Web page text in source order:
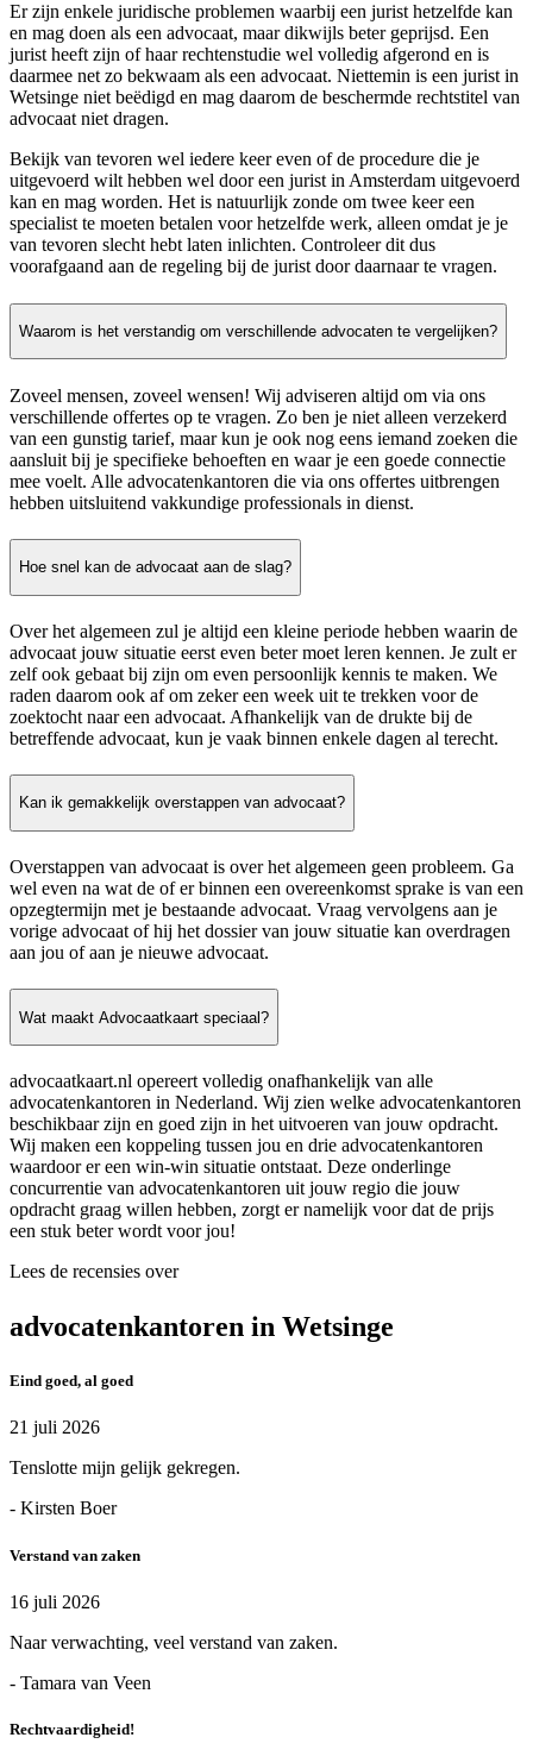
Er zijn enkele juridische problemen waarbij een jurist hetzelfde kan
en mag doen als een advocaat, maar dikwijls beter geprijsd. Een
jurist heeft zijn of haar rechtenstudie wel volledig afgerond en is
daarmee net zo bekwaam als een advocaat. Niettemin is een jurist in
Wetsinge niet beëdigd en mag daarom de beschermde rechtstitel van
advocaat niet dragen.
Bekijk van tevoren wel iedere keer even of de procedure die je
uitgevoerd wilt hebben wel door een jurist in Amsterdam uitgevoerd
kan en mag worden. Het is natuurlijk zonde om twee keer een
specialist te moeten betalen voor hetzelfde werk, alleen omdat je je
van tevoren slecht hebt laten inlichten. Controleer dit dus
voorafgaand aan de regeling bij de jurist door daarnaar te vragen.
Waarom is het verstandig om verschillende advocaten te vergelijken?
Zoveel mensen, zoveel wensen! Wij adviseren altijd om via ons
verschillende offertes op te vragen. Zo ben je niet alleen verzekerd
van een gunstig tarief, maar kun je ook nog eens iemand zoeken die
aansluit bij je specifieke behoeften en waar je een goede connectie
mee voelt. Alle advocatenkantoren die via ons offertes uitbrengen
hebben uitsluitend vakkundige professionals in dienst.
Hoe snel kan de advocaat aan de slag?
Over het algemeen zul je altijd een kleine periode hebben waarin de
advocaat jouw situatie eerst even beter moet leren kennen. Je zult er
zelf ook gebaat bij zijn om even persoonlijk kennis te maken. We
raden daarom ook af om zeker een week uit te trekken voor de
zoektocht naar een advocaat. Afhankelijk van de drukte bij de
betreffende advocaat, kun je vaak binnen enkele dagen al terecht.
Kan ik gemakkelijk overstappen van advocaat?
Overstappen van advocaat is over het algemeen geen probleem. Ga
wel even na wat de of er binnen een overeenkomst sprake is van een
opzegtermijn met je bestaande advocaat. Vraag vervolgens aan je
vorige advocaat of hij het dossier van jouw situatie kan overdragen
aan jou of aan je nieuwe advocaat.
Wat maakt Advocaatkaart speciaal?
advocaatkaart.nl opereert volledig onafhankelijk van alle
advocatenkantoren in Nederland. Wij zien welke advocatenkantoren
beschikbaar zijn en goed zijn in het uitvoeren van jouw opdracht.
Wij maken een koppeling tussen jou en drie advocatenkantoren
waardoor er een win-win situatie ontstaat. Deze onderlinge
concurrentie van advocatenkantoren uit jouw regio die jouw
opdracht graag willen hebben, zorgt er namelijk voor dat de prijs
een stuk beter wordt voor jou!
Lees de recensies over
advocatenkantoren in Wetsinge
Eind goed, al goed
21 juli 2026
Tenslotte mijn gelijk gekregen.
- Kirsten Boer
Verstand van zaken
16 juli 2026
Naar verwachting, veel verstand van zaken.
- Tamara van Veen
Rechtvaardigheid!